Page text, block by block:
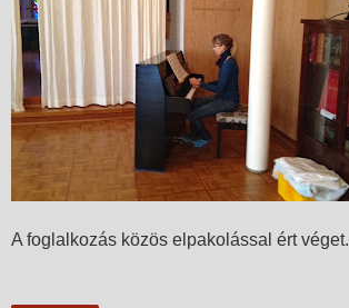
A foglalkozás közös elpakolással ért véget.